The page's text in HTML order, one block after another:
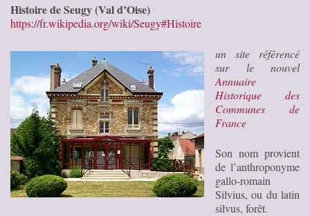
Histoire de Seugy (Val d’Oise)
https://fr.wikipedia.org/wiki/Seugy#Histoire
un site référencé
sur le nouvel
Annuaire
Historique des
Communes de
France
Son nom provient
de l’anthroponyme
gallo-romain
Silvius, ou du latin
silvus, forêt.